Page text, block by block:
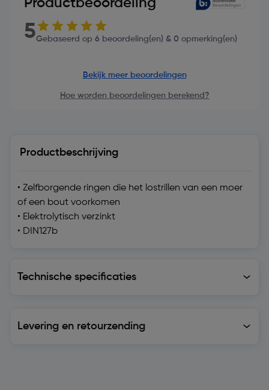
Productbeoordeling
5Gebaseerd op 6 beoordeling(en) & 0 opmerking(en)
Bekijk meer beoordelingen
Hoe worden beoordelingen berekend?
Productbeschrijving
• Zelfborgende ringen die het lostrillen van een moer
of een bout voorkomen
• Elektrolytisch verzinkt
• DIN127b
Technische specificaties
Levering en retourzending